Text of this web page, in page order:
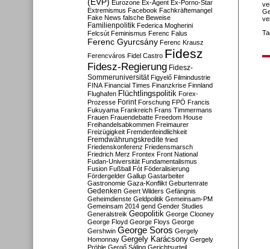
(EVP) Eurozone Ex-Agent Ex-Porno-Star
Extremismus Facebook Fachkräftemangel
Fake News falsche Beweise
Familienpolitik Federica Mogherini
Felcsút Feminismus Ferenc Falus
Ferenc Gyurcsány Ferenc Krausz
Ferencváros Fidel Castro Fidesz
Fidesz-Regierung Fidesz-
Sommeruniversität Figyelő Filmindustrie
FINA Financial Times Finanzkrise Finnland
Flughafen Flüchtlingspolitik Forex-
Prozesse Forint Forschung FPÖ Francis
Fukuyama Frankreich Frans Timmermans
Frauen Frauendebatte Freedom House
Freihandelsabkommen Freimaurer
Freizügigkeit Fremdenfeindlichkeit
Fremdwährungskredite fried
Friedenskonferenz Friedensmarsch
Friedrich Merz Frontex Front National
Fudan-Universität Fundamentalismus
Fusion Fußball Fót Föderalisierung
Fördergelder Gallup Gastarbeiter
Gastronomie Gaza-Konflikt Geburtenrate
Gedenken Geert Wilders Gefängnis
Geheimdienste Geldpolitik Gemeinsam-PM
Gemeinsam 2014 gend Gender Studies
Generalstreik Geopolitik George Clooney
George Floyd George Floys George
Gershwin George Soros Gergely
Homonnay Gergely Karácsony Gergely
Pröhle Gergő Sáling Gerichtsurteil